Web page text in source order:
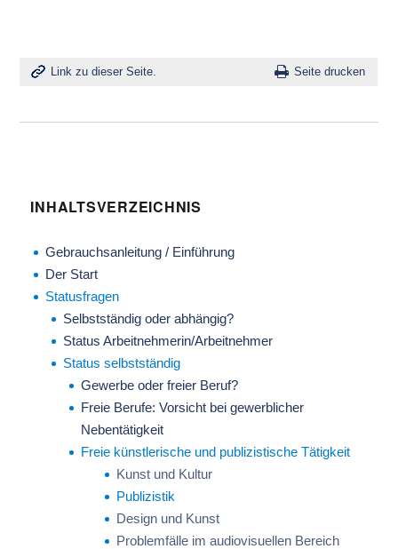
Link zu dieser Seite. Seite drucken
INHALTSVERZEICHNIS
Gebrauchsanleitung / Einführung
Der Start
Statusfragen
Selbstständig oder abhängig?
Status Arbeitnehmerin/Arbeitnehmer
Status selbstständig
Gewerbe oder freier Beruf?
Freie Berufe: Vorsicht bei gewerblicher
Nebentätigkeit
Freie künstlerische und publizistische Tätigkeit
Kunst und Kultur
Publizistik
Design und Kunst
Problemfälle im audiovisuellen Bereich